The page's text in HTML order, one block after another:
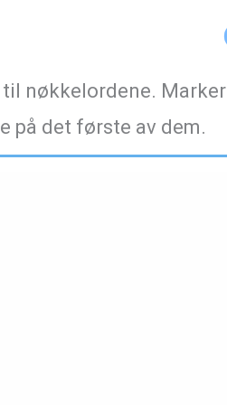
til nøkkelordene. Marker
på det første av dem.